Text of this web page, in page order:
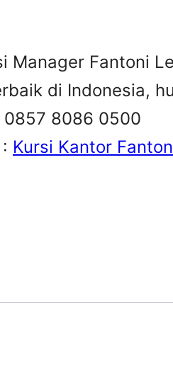
Manager Fantoni
di Indonesia,
0857 8086 0500
Kursi Kantor